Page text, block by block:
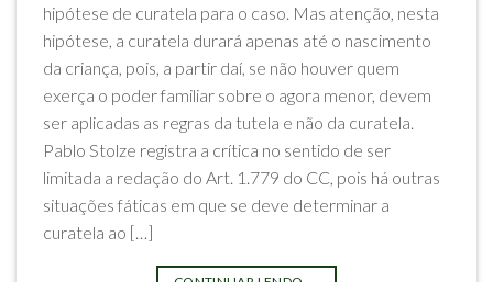
hipótese de curatela para o caso. Mas atenção, nesta
hipótese, a curatela durará apenas até o nascimento
da criança, pois, a partir daí, se não houver quem
exerça o poder familiar sobre o agora menor, devem
ser aplicadas as regras da tutela e não da curatela.
Pablo Stolze registra a crítica no sentido de ser
limitada a redação do Art. 1.779 do CC, pois há outras
situações fáticas em que se deve determinar a
curatela ao […]